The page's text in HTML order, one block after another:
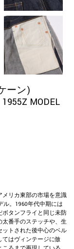
ーン)
MODEL
メリカ東部の市場を意識
ル。1960年代中期には
ボタンフライと同じ未防
番手のステッチや、生
ットされた後中心のベル
てはヴィンテージに倣